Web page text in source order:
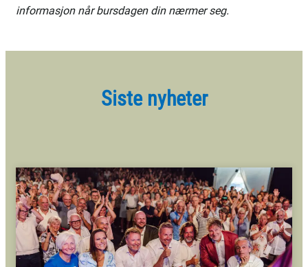
informasjon når bursdagen din nærmer seg.
Siste nyheter